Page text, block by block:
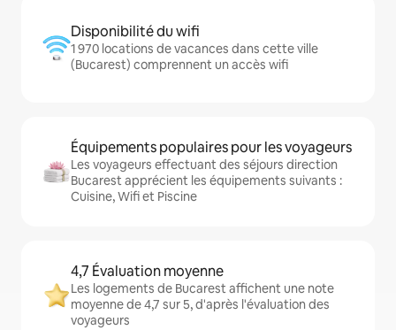
Disponibilité du wifi
1 970 locations de vacances dans cette ville
(Bucarest) comprennent un accès wifi
Équipements populaires pour les voyageurs
Les voyageurs effectuant des séjours direction
Bucarest apprécient les équipements suivants :
Cuisine, Wifi et Piscine
4,7 Évaluation moyenne
Les logements de Bucarest affichent une note
moyenne de 4,7 sur 5, d'après l'évaluation des
voyageurs